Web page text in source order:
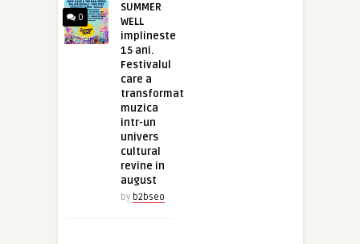
0
SUMMER
WELL
implineste
15 ani.
Festivalul
care a
transformat
muzica
intr-un
univers
cultural
revine in
august
by b2bseo